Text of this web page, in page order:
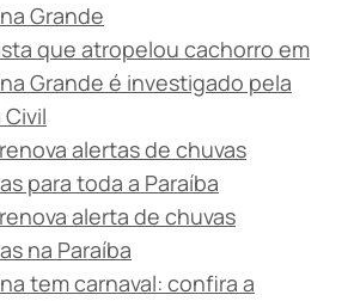
Grande
que atropelou cachorro em
Grande é investigado pela
Civil
alertas de chuvas
para toda a Paraíba
alerta de chuvas
na Paraíba
tem carnaval: confira a